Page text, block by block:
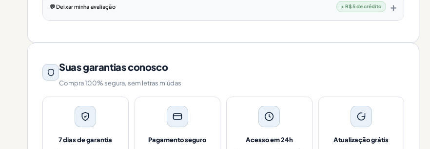
💬 Deixar minha avaliação + R$ 5 de crédito
Suas garantias conosco
Compra 100% segura, sem letras miúdas
7 dias de garantia Pagamento seguro Acesso em 24h Atualização grátis